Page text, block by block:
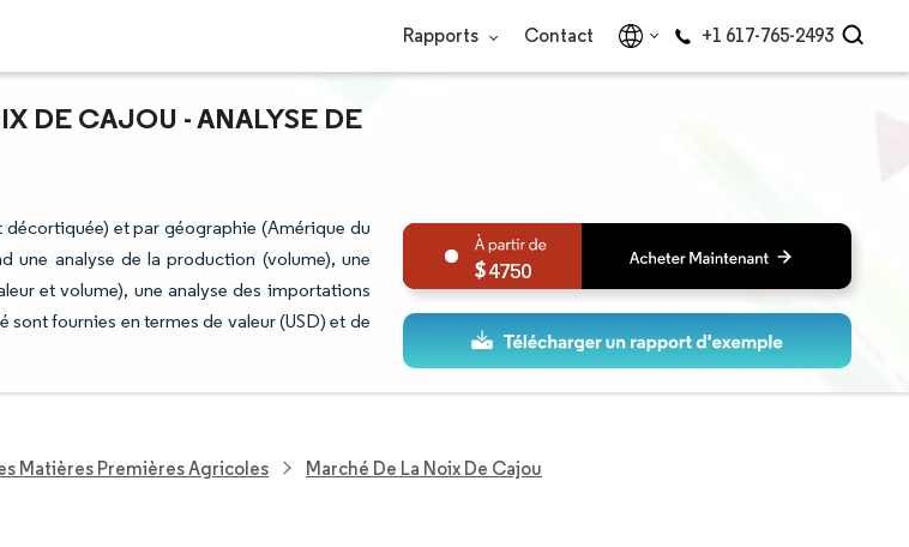
Rapports Contact +1 617-765-2493
DE CAJOU - ANALYSE DE
et par géographie (Amérique du
une analyse de la production (volume), une
et volume), une analyse des importations
sont fournies en termes de valeur (USD) et de
4750
Matières Premières Agricoles Marché De La Noix De Cajou